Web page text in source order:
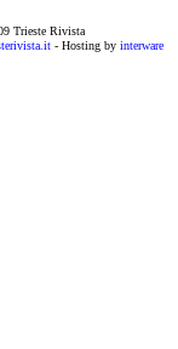
Trieste Rivista
- Hosting by interware